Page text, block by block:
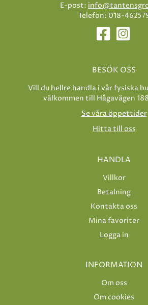
E-post:
Telefon: 018-
BESÖK OSS
Vill du hellre handla i vår fysiska
välkommen till Hågavägen
Se våra öppettider
Hitta till oss
HANDLA
Villkor
Betalning
Kontakta oss
Mina favoriter
Logga in
INFORMATION
Om oss
Om cookies